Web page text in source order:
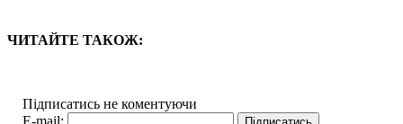
ЧИТАЙТЕ ТАКОЖ:
Підписатись не коментуючи
E-mail: